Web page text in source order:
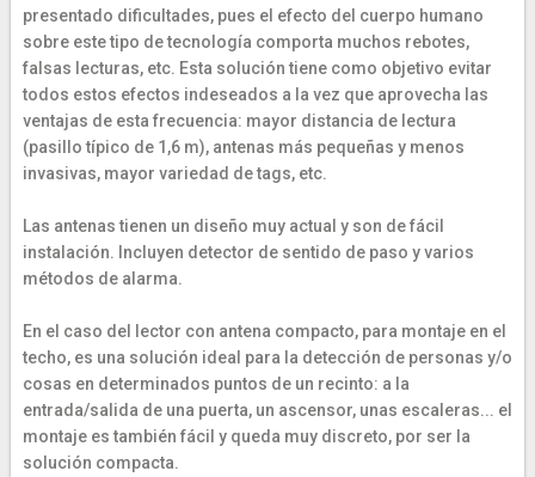
presentado dificultades, pues el efecto del cuerpo humano
sobre este tipo de tecnología comporta muchos rebotes,
falsas lecturas, etc. Esta solución tiene como objetivo evitar
todos estos efectos indeseados a la vez que aprovecha las
ventajas de esta frecuencia: mayor distancia de lectura
(pasillo típico de 1,6 m), antenas más pequeñas y menos
invasivas, mayor variedad de tags, etc.
Las antenas tienen un diseño muy actual y son de fácil
instalación. Incluyen detector de sentido de paso y varios
métodos de alarma.
En el caso del lector con antena compacto, para montaje en el
techo, es una solución ideal para la detección de personas y/o
cosas en determinados puntos de un recinto: a la
entrada/salida de una puerta, un ascensor, unas escaleras... el
montaje es también fácil y queda muy discreto, por ser la
solución compacta.